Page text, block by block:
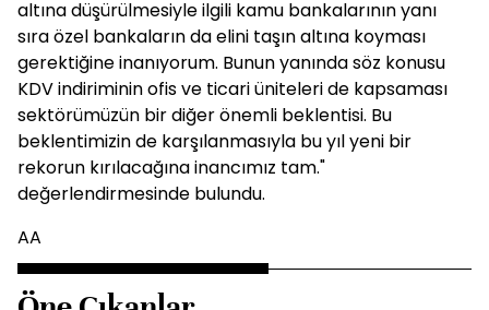
altına düşürülmesiyle ilgili kamu bankalarının yanı
sıra özel bankaların da elini taşın altına koyması
gerektiğine inanıyorum. Bunun yanında söz konusu
KDV indiriminin ofis ve ticari üniteleri de kapsaması
sektörümüzün bir diğer önemli beklentisi. Bu
beklentimizin de karşılanmasıyla bu yıl yeni bir
rekorun kırılacağına inancımız tam."
değerlendirmesinde bulundu.
AA